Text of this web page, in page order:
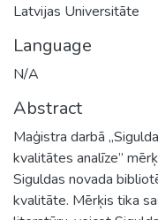
Latvijas Universitāte
Language
N/A
Abstract
Maģistra darbā
kvalitātes analīze”
Siguldas novada
kvalitāte. Mērķis tika